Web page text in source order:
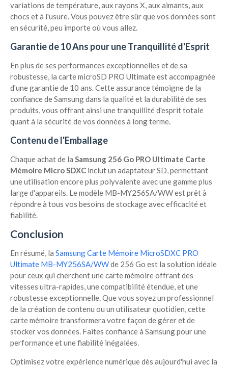
variations de température, aux rayons X, aux aimants, aux
chocs et à l'usure. Vous pouvez être sûr que vos données sont
en sécurité, peu importe où vous allez.
Garantie de 10 Ans pour une Tranquillité d'Esprit
En plus de ses performances exceptionnelles et de sa
robustesse, la carte microSD PRO Ultimate est accompagnée
d'une garantie de 10 ans. Cette assurance témoigne de la
confiance de Samsung dans la qualité et la durabilité de ses
produits, vous offrant ainsi une tranquillité d'esprit totale
quant à la sécurité de vos données à long terme.
Contenu de l'Emballage
Chaque achat de la Samsung 256 Go PRO Ultimate Carte
Mémoire Micro SDXC inclut un adaptateur SD, permettant
une utilisation encore plus polyvalente avec une gamme plus
large d'appareils. Le modèle MB-MY256SA/WW est prêt à
répondre à tous vos besoins de stockage avec efficacité et
fiabilité.
Conclusion
En résumé, la Samsung Carte Mémoire MicroSDXC PRO
Ultimate MB-MY256SA/WWde 256 Go est la solution idéale
pour ceux qui cherchent une carte mémoire offrant des
vitesses ultra-rapides, une compatibilité étendue, et une
robustesse exceptionnelle. Que vous soyez un professionnel
de la création de contenu ou un utilisateur quotidien, cette
carte mémoire transformera votre façon de gérer et de
stocker vos données. Faites confiance à Samsung pour une
performance et une fiabilité inégalées.
Optimisez votre expérience numérique dès aujourd'hui avec la